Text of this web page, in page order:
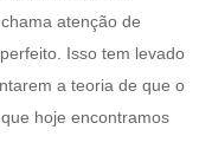
atenção de
Isso tem levado
a teoria de que o
hoje encontramos